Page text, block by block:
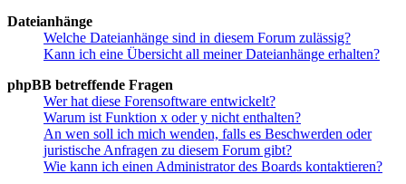
Dateianhänge
Welche Dateianhänge sind in diesem Forum zulässig?
Kann ich eine Übersicht all meiner Dateianhänge erhalten?
phpBB betreffende Fragen
Wer hat diese Forensoftware entwickelt?
Warum ist Funktion x oder y nicht enthalten?
An wen soll ich mich wenden, falls es Beschwerden oder
juristische Anfragen zu diesem Forum gibt?
Wie kann ich einen Administrator des Boards kontaktieren?